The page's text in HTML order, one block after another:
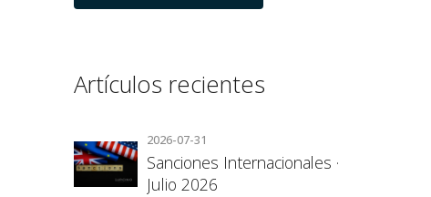
Artículos recientes
2026-07-31
Sanciones Internacionales ·
Julio 2026